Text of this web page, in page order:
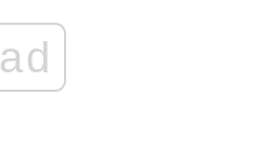
ad